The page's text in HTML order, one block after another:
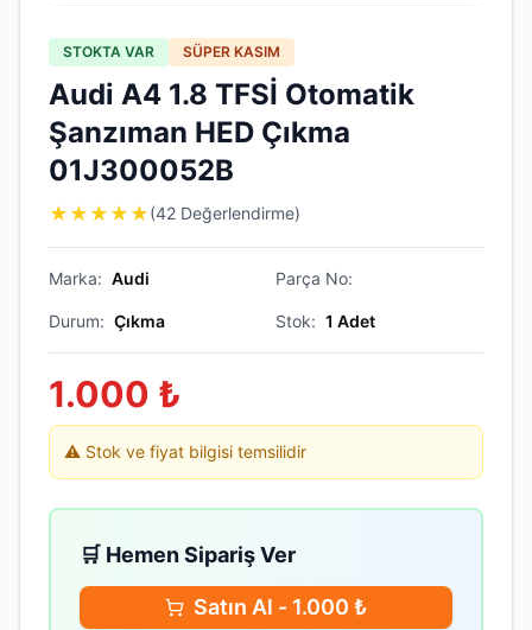
STOKTA VAR SÜPER KASIM
Audi A4 1.8 TFSİ Otomatik
Şanzıman HED Çıkma
01J300052B
★ ★ ★ ★ ★(42 Değerlendirme)
Marka: Audi Parça No:
Durum: Çıkma Stok: 1 Adet
1.000 ₺
⚠️ Stok ve fiyat bilgisi temsilidir
🛒 Hemen Sipariş Ver
Satın Al - 1.000 ₺